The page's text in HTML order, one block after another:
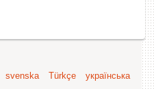
svenska Türkçe
українська